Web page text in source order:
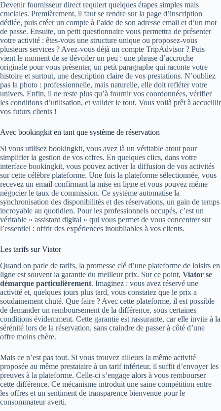
Devenir fournisseur direct requiert quelques étapes simples mais
cruciales. Premièrement, il faut se rendre sur la page d’inscription
dédiée, puis créer un compte à l’aide de son adresse email et d’un mot
de passe. Ensuite, un petit questionnaire vous permettra de présenter
votre activité : êtes-vous une structure unique ou proposez-vous
plusieurs services ? Avez-vous déjà un compte TripAdvisor ? Puis
vient le moment de se dévoiler un peu : une phrase d’accroche
originale pour vous présenter, un petit paragraphe qui raconte votre
histoire et surtout, une description claire de vos prestations. N’oubliez
pas la photo : professionnelle, mais naturelle, elle doit refléter votre
univers. Enfin, il ne reste plus qu’à fournir vos coordonnées, vérifier
les conditions d’utilisation, et valider le tout. Vous voilà prêt à accueillir
vos futurs clients !
Avec bookingkit en tant que système de réservation
Si vous utilisez bookingkit, vous avez là un véritable atout pour
simplifier la gestion de vos offres. En quelques clics, dans votre
interface bookingkit, vous pouvez activer la diffusion de vos activités
sur cette célèbre plateforme. Une fois la plateforme sélectionnée, vous
recevez un email confirmant la mise en ligne et vous pouvez même
négocier le taux de commission. Ce système automatise la
synchronisation des disponibilités et des réservations, un gain de temps
incroyable au quotidien. Pour les professionnels occupés, c’est un
véritable « assistant digital » qui vous permet de vous concentrer sur
l’essentiel : offrir des expériences inoubliables à vos clients.
Les tarifs sur Viator
Quand on parle de tarifs, la promesse clé d’une plateforme de loisirs en
ligne est souvent la garantie du meilleur prix. Sur ce point, Viator se
démarque particulièrement. Imaginez : vous avez réservé une
activité et, quelques jours plus tard, vous constatez que le prix a
soudainement chuté. Que faire ? Avec cette plateforme, il est possible
de demander un remboursement de la différence, sous certaines
conditions évidemment. Cette garantie est rassurante, car elle invite à la
sérénité lors de la réservation, sans craindre de passer à côté d’une
offre moins chère.
Mais ce n’est pas tout. Si vous trouvez ailleurs la même activité
proposée au même prestataire à un tarif inférieur, il suffit d’envoyer les
preuves à la plateforme. Celle-ci s’engage alors à vous rembourser
cette différence. Ce mécanisme introduit une saine compétition entre
les offres et un sentiment de transparence bienvenue pour le
consommateur averti.